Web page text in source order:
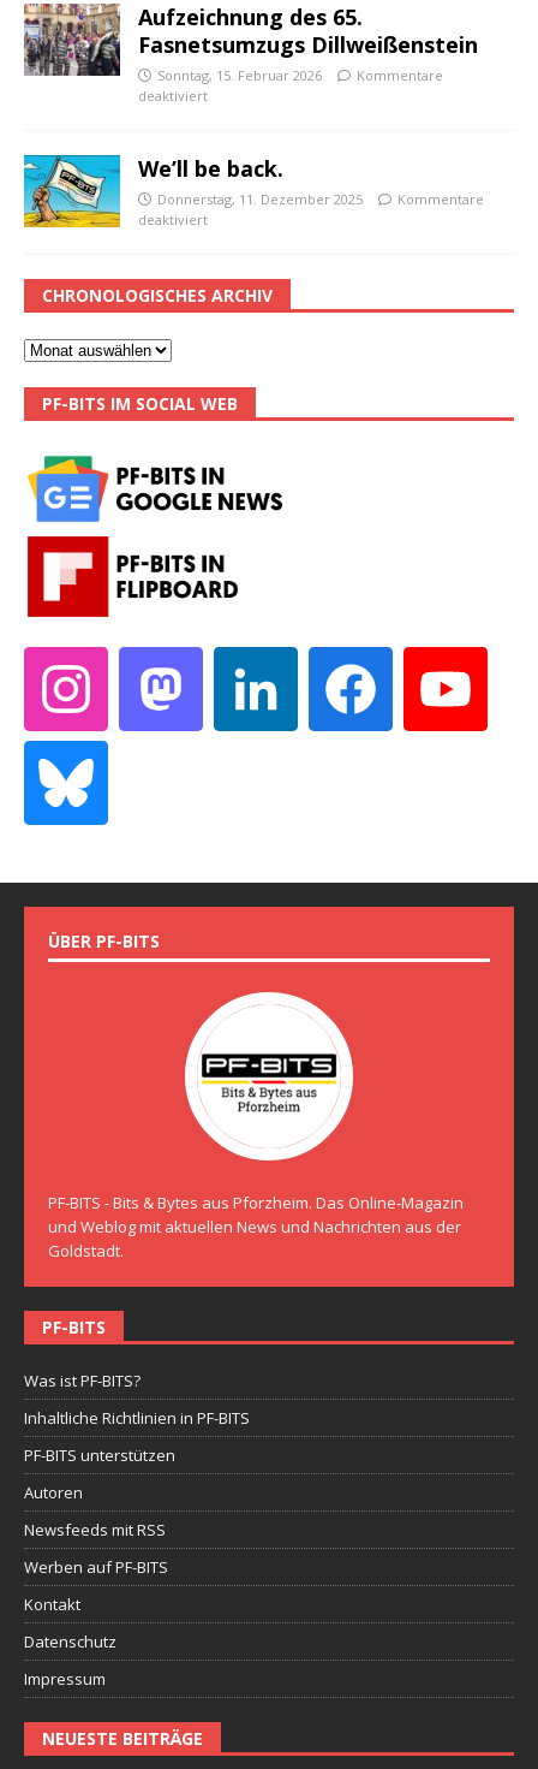
Aufzeichnung des 65.
Fasnetsumzugs Dillweißenstein
Sonntag, 15. Februar 2026
Kommentare
deaktiviert
We’ll be back.
Donnerstag, 11. Dezember 2025
Kommentare
deaktiviert
CHRONOLOGISCHES ARCHIV
PF-BITS IM SOCIAL WEB
ÜBER PF-BITS
PF-BITS - Bits & Bytes aus Pforzheim. Das Online-Magazin
und Weblog mit aktuellen News und Nachrichten aus der
Goldstadt.
PF-BITS
Was ist PF-BITS?
Inhaltliche Richtlinien in PF-BITS
PF-BITS unterstützen
Autoren
Newsfeeds mit RSS
Werben auf PF-BITS
Kontakt
Datenschutz
Impressum
NEUESTE BEITRÄGE